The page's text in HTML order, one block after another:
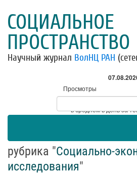
СОЦИАЛЬНОЕ
ПРОСТРАНСТВО
Научный журнал ВолНЦ РАН
Просмотры
Посетители
* - в среднем в день за
рубрика "Социально-
исследования"